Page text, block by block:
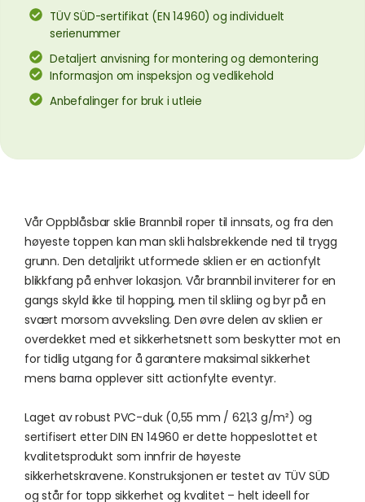
TÜV SÜD-sertifikat (EN 14960) og individuelt
serienummer
Detaljert anvisning for montering og demontering
Informasjon om inspeksjon og vedlikehold
Anbefalinger for bruk i utleie
Vår Oppblåsbar sklie Brannbil roper til innsats, og fra den
høyeste toppen kan man skli halsbrekkende ned til trygg
grunn. Den detaljrikt utformede sklien er en actionfylt
blikkfang på enhver lokasjon. Vår brannbil inviterer for en
gangs skyld ikke til hopping, men til skliing og byr på en
svært morsom avveksling. Den øvre delen av sklien er
overdekket med et sikkerhetsnett som beskytter mot en
for tidlig utgang for å garantere maksimal sikkerhet
mens barna opplever sitt actionfylte eventyr.
Laget av robust PVC-duk (0,55 mm / 621,3 g/m²) og
sertifisert etter DIN EN 14960 er dette hoppeslottet et
kvalitetsprodukt som innfrir de høyeste
sikkerhetskravene. Konstruksjonen er testet av TÜV SÜD
og står for topp sikkerhet og kvalitet – helt ideell for